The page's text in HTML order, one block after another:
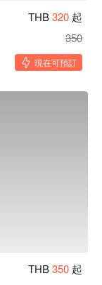
THB320 起
350
現在可預訂
THB350 起